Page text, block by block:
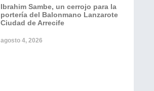
Ibrahim Sambe, un cerrojo para la
portería del Balonmano Lanzarote
Ciudad de Arrecife
agosto 4, 2026